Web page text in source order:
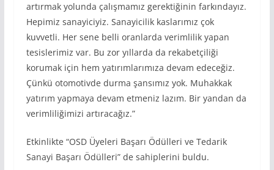
artırmak yolunda çalışmamız gerektiğinin farkındayız.
Hepimiz sanayiciyiz. Sanayicilik kaslarımız çok
kuvvetli. Her sene belli oranlarda verimlilik yapan
tesislerimiz var. Bu zor yıllarda da rekabetçiliği
korumak için hem yatırımlarımıza devam edeceğiz.
Çünkü otomotivde durma şansımız yok. Muhakkak
yatırım yapmaya devam etmeniz lazım. Bir yandan da
verimliliğimizi artıracağız.”
Etkinlikte “OSD Üyeleri Başarı Ödülleri ve Tedarik
Sanayi Başarı Ödülleri” de sahiplerini buldu.